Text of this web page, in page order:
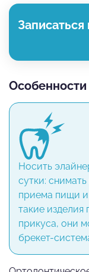
Носить
сутки:
приема пищи и
такие изделия
прикуса, они
брекет-